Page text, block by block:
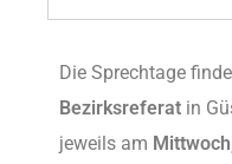
Die Sprechtage
Bezirksreferat in
jeweils am